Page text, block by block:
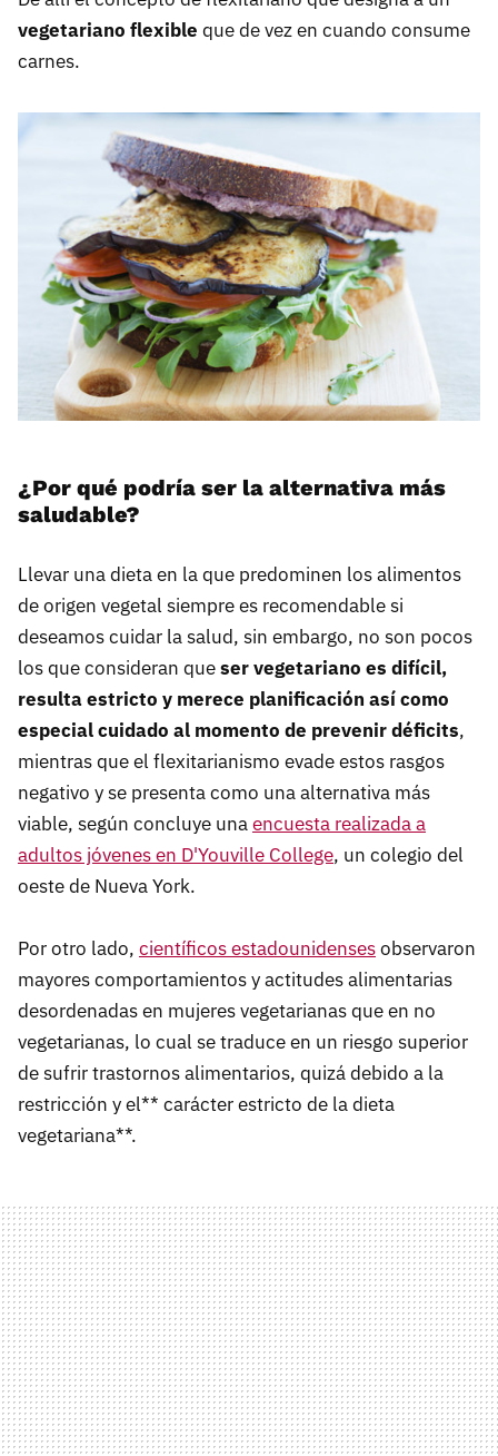
vegetariano flexible que de vez en cuando consume
carnes.
¿Por qué podría ser la alternativa más
saludable?
Llevar una dieta en la que predominen los alimentos
de origen vegetal siempre es recomendable si
deseamos cuidar la salud, sin embargo, no son pocos
los que consideran queser vegetariano es difícil,
resulta estricto y merece planificación así como
especial cuidado al momento de prevenir déficits,
mientras que el flexitarianismo evade estos rasgos
negativo y se presenta como una alternativa más
viable, según concluye unaencuesta realizada a
adultos jóvenes en D'Youville College, un colegio del
oeste de Nueva York.
Por otro lado, científicos estadounidensesobservaron
mayores comportamientos y actitudes alimentarias
desordenadas en mujeres vegetarianas que en no
vegetarianas, lo cual se traduce en un riesgo superior
de sufrir trastornos alimentarios, quizá debido a la
restricción y el** carácter estricto de la dieta
vegetariana**.